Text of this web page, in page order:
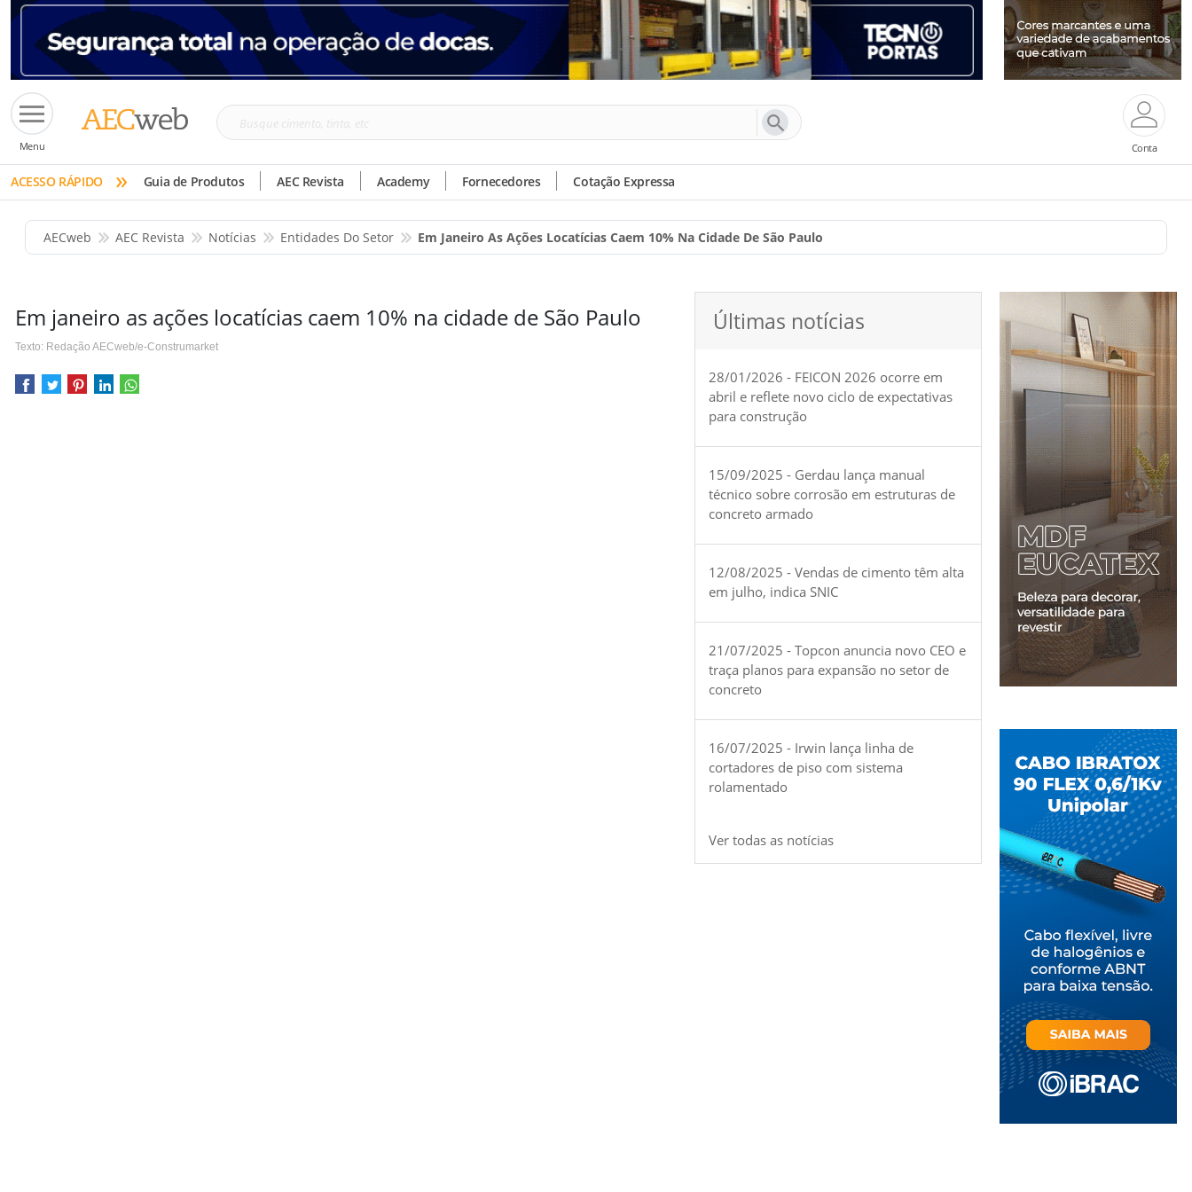
Menu
Busque
tinta,
etc
Conta
ACESSO RÁPIDO » Guia de Produtos AEC Revista Academy Fornecedores Cotação Expressa
AECweb AEC Revista Notícias Entidades Do Setor Em Janeiro As Ações Locatícias Caem 10% Na Cidade De São Paulo
Em janeiro as ações locatícias caem 10% na cidade de São Paulo
Texto: Redação AECweb/e-Construmarket
Últimas notícias
28/01/2026 - FEICON 2026 ocorre em
abril e reflete novo ciclo de expectativas
para construção
15/09/2025 - Gerdau lança manual
técnico sobre corrosão em estruturas de
concreto armado
12/08/2025 - Vendas de cimento têm alta
em julho, indica SNIC
21/07/2025 - Topcon anuncia novo CEO e
traça planos para expansão no setor de
concreto
16/07/2025 - Irwin lança linha de
cortadores de piso com sistema
rolamentado
Ver todas as notícias